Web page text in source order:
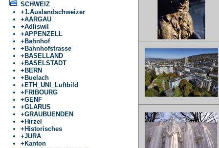
SCHWEIZ
+1.Auslandschweizer
+AARGAU
+Adliswil
+APPENZELL
+ Bahnhof
+ Bahnhofstrasse
+ BASELLAND
+ BASELSTADT
+ BERN
+ Buelach
+ ETH_UNI_Luftbild
+ FRIBOURG
+GENF
+GLARUS
+GRAUBUENDEN
+ Hirzel
+ Historisches
+JURA
+ Kanton